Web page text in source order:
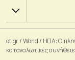
Χ.Α.
ot.gr/World / ΗΠΑ: Ο
καταναλωτικές